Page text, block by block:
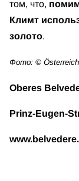
том, что,
Климт
золото.
Фото: © Österreich
Oberes
Prinz-Eugen-